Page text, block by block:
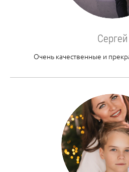
Сергей
Очень качественные и